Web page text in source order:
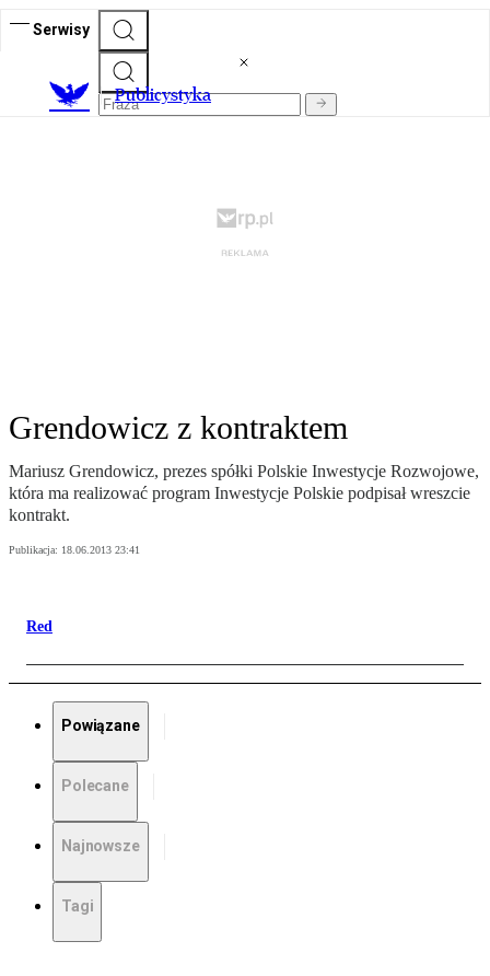
Serwisy
Publicystyka
Grendowicz z kontraktem
Mariusz Grendowicz, prezes spółki Polskie Inwestycje Rozwojowe,
która ma realizować program Inwestycje Polskie podpisał wreszcie
kontrakt.
Publikacja: 18.06.2013 23:41
Red
Powiązane
Polecane
Najnowsze
Tagi